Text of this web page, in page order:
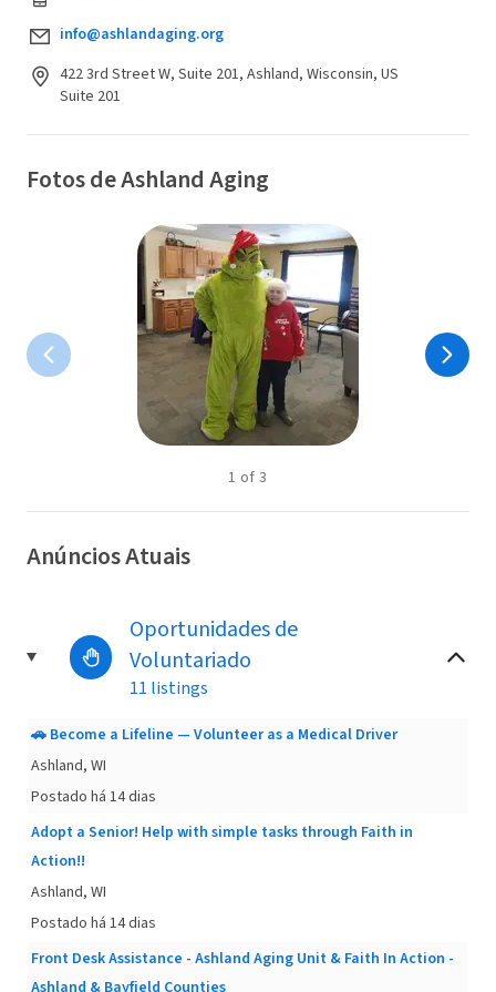
info@ashlandaging.org
422 3rd Street W, Suite 201, Ashland, Wisconsin, US
Suite 201
Fotos de Ashland Aging
1 of3
Anúncios Atuais
Oportunidades de
Voluntariado
11 listings
🚗 Become a Lifeline — Volunteer as a Medical Driver
Ashland, WI
Postado há 14 dias
Adopt a Senior! Help with simple tasks through Faith in
Action!!
Ashland, WI
Postado há 14 dias
Front Desk Assistance - Ashland Aging Unit & Faith In Action -
Ashland & Bayfield Counties